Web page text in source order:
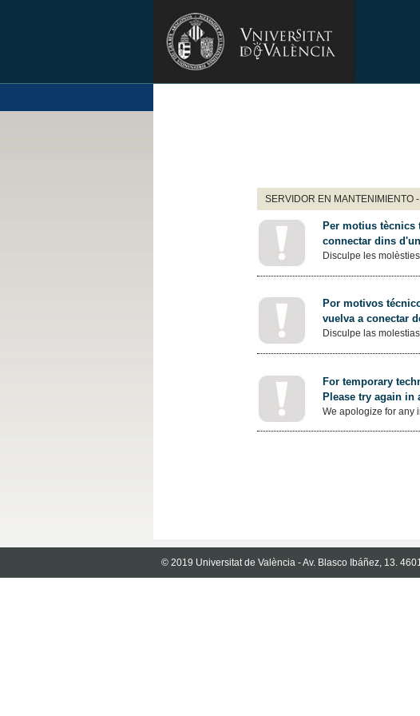
SERVIDOR EN MANTENIMIENTO
Per motius tècnics
connectar dins
Disculpe les
Por motivos
vuelva a conectar
Disculpe las
For temporary
Please try again in
We apologize for any
© 2019 Universitat de València - Av. Blasco Ibáñez, 13.